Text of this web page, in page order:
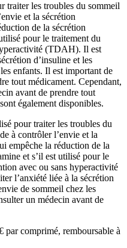
traiter les troubles du sommeil
et la sécrétion
de la sécrétion
pour le traitement du
(TDAH). Il est
d’insuline et les
enfants. Il est important de
tout médicament. Cependant,
avant de prendre tout
également disponibles.
pour traiter les troubles du
à contrôler l’envie et la
empêche la réduction de la
et s’il est utilisé pour le
avec ou sans hyperactivité
l’anxiété liée à la sécrétion
de sommeil chez les
un médecin avant de
comprimé, remboursable à